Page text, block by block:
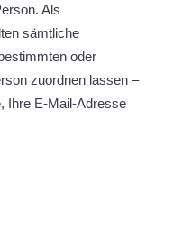
Als
sämtliche
oder
zuordnen lassen –
Ihre E-Mail-Adresse